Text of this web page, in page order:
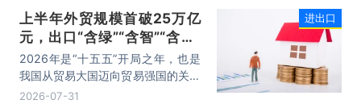
上半年外贸规模首破25万亿
元，出口“含绿”“含智”“含新”
量稳步攀升
2026年是“十五五”开局之年，也是
我国从贸易大国迈向贸易强国的关键
时期。上半年，我国进出口规模历史
2026-07-31
进出口